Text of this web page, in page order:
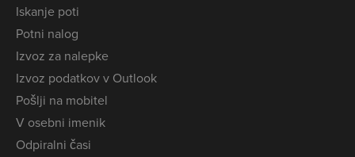
Iskanje poti
Potni nalog
Izvoz za nalepke
Izvoz podatkov v Outlook
Pošlji na mobitel
V osebni imenik
Odpiralni časi